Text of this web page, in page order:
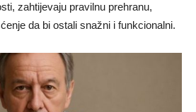
zahtijevaju pravilnu prehranu,
da bi ostali snažni i funkcionalni.